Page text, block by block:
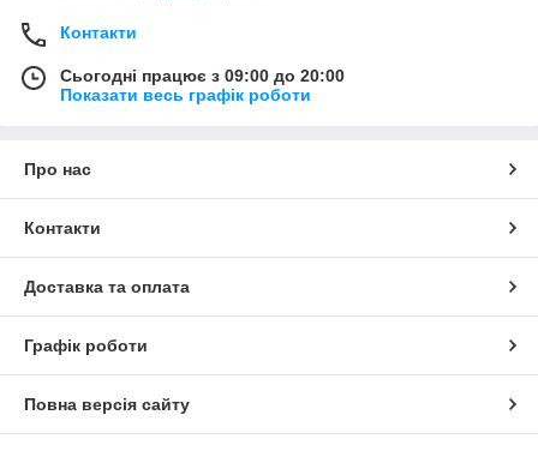
Контакти
Сьогодні працює з 09:00 до 20:00
Показати весь графік роботи
Про нас
Контакти
Доставка та оплата
Графік роботи
Повна версія сайту